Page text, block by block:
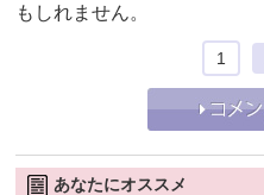
もしれません。
1
あなたにオススメ